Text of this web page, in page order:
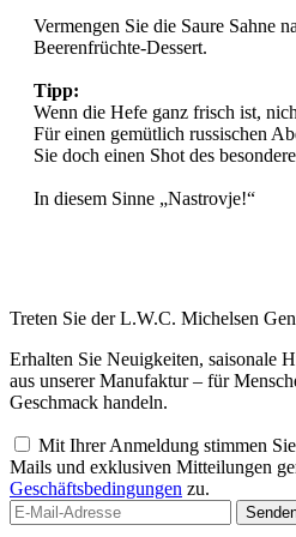
Vermengen Sie die Saure Sahne
Beerenfrüchte-Dessert.
Tipp:
Wenn die Hefe ganz frisch ist,
Für einen gemütlich russischen
Sie doch einen Shot des
In diesem Sinne „Nastrovje!“
Treten Sie der L.W.C. Michelsen
Erhalten Sie Neuigkeiten, saisonale
aus unserer Manufaktur – für
Geschmack handeln.
Mit Ihrer Anmeldung stimmen
Mails und exklusiven Mitteilungen
Geschäftsbedingungen zu.